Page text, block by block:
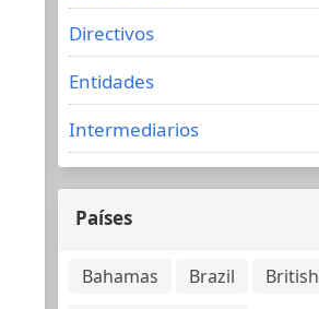
Directivos
Entidades
Intermediarios
Países
Bahamas Brazil
British